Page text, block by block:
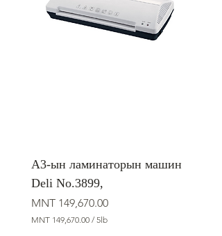
А3-ын ламинаторын машин
Deli No.3899,
Price
MNT 149,670.00
MNT 149,670.00 /5lb